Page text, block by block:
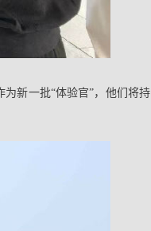
新一批“体验官”，他们将持